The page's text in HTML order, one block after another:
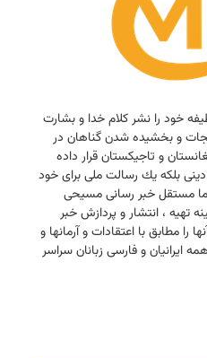
خود را نشر كلام خدا و بشارت
و بخشیده شدن گناهان در
و تاجیكستان قرار داده
بلكه یك رسالت ملی برای خود
مستقل خبر رسانی مسیحی
تهیه ، انتشار و پردازش خبر
را مطابق با اعتقادات و آرمانها و
ایرانیان و فارسی زبانان سراسر